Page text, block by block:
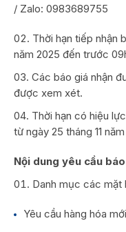
/ Zalo: 0983689755
Thời hạn tiếp nhận
năm 2025 đến trước
Các báo giá nhận
được xem xét.
Thời hạn có hiệu
từ ngày 25 tháng 11
Nội dung yêu cầu
Danh mục các mặt
Yêu cầu hàng hóa